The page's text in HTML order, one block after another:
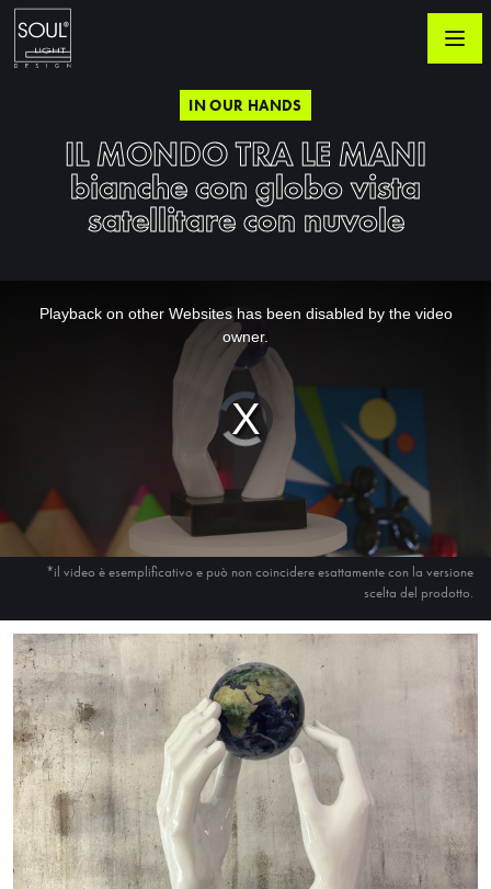
IN OUR HANDS
IL MONDO TRA LE MANI
bianche con globo vista
satellitare con nuvole
Video
Player
loading.
Playback on other Websites has been disabled by the video
owner.
*il video è esemplificativo e può non coincidere esattamente con la versione
scelta del prodotto.